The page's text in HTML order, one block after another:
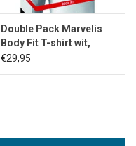
Double Pack Marvelis
Body Fit T-shirt wit,
ronde hals
€29,95